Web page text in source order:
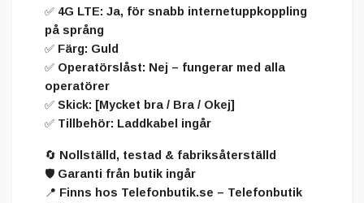
✅ 4G LTE: Ja, för snabb internetuppkoppling
på språng
✅ Färg: Guld
✅ Operatörslåst: Nej – fungerar med alla
operatörer
✅ Skick: [Mycket bra / Bra / Okej]
✅ Tillbehör: Laddkabel ingår
🔄 Nollställd, testad & fabriksåterställd
🛡️ Garanti från butik ingår
📍 Finns hos Telefonbutik.se – Telefonbutik